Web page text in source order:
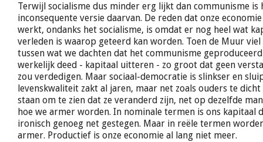
Terwijl socialisme dus minder erg lijkt dan communisme is
inconsequente versie daarvan. De reden dat onze
werkt, ondanks het socialisme, is omdat er nog heel wat
verleden is waarop geteerd kan worden. Toen de Muur
tussen wat we dachten dat het communisme
werkelijk deed - kapitaal uitteren - zo groot dat geen
zou verdedigen. Maar sociaal-democratie is slinkser en
levenskwaliteit zakt al jaren, maar net zoals ouders te
staan om te zien dat ze veranderd zijn, net op dezelfde
hoe we armer worden. In nominale termen is ons kapitaal
ironisch genoeg net gestegen. Maar in reële termen
armer. Productief is onze economie al lang niet meer.